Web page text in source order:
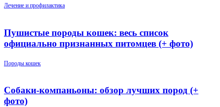
Лечение и профилактика
Пушистые породы кошек: весь список
официально признанных питомцев (+ фото)
Породы кошек
Собаки-компаньоны: обзор лучших пород (+
фото)